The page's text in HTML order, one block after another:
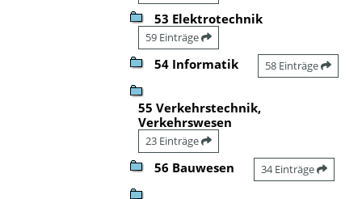
53 Elektrotechnik
59 Einträge
54 Informatik 58 Einträge
55 Verkehrstechnik,
Verkehrswesen
23 Einträge
56 Bauwesen 34 Einträge